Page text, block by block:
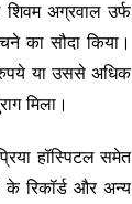
अग्रवाल उर्फ
का सौदा किया।
या उससे अधिक
मिला।
हॉस्पिटल समेत
के रिकॉर्ड और अन्य